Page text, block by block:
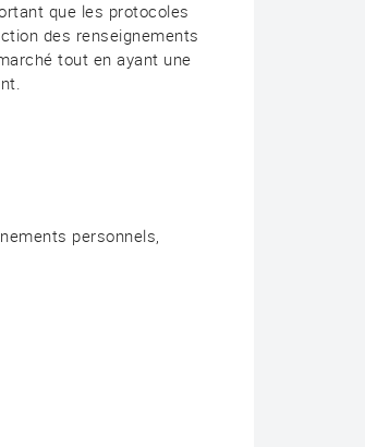
que les protocoles
des renseignements
tout en ayant une
personnels,